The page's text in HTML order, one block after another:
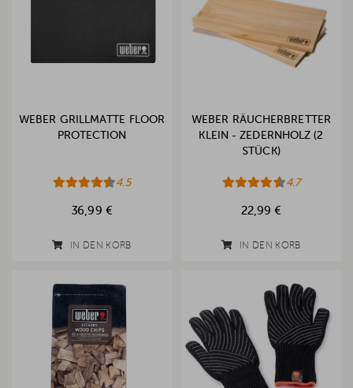
WEBER GRILLMATTE FLOOR
PROTECTION
4.5
36,99 €
IN DEN KORB
WEBER RÄUCHERBRETTER
KLEIN - ZEDERNHOLZ (2
STÜCK)
4.7
22,99 €
IN DEN KORB